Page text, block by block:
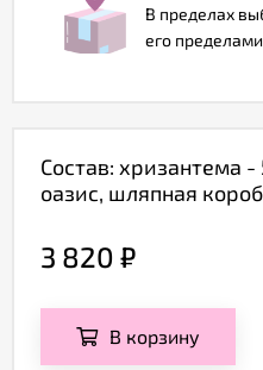
В пределах
его
Состав: хризантема
оазис, шляпная
3 820 ₽
В корзину